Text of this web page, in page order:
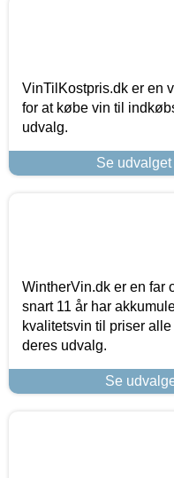
VinTilKostpris.dk er en
for at købe vin til
udvalg.
Se
WintherVin.dk er en far
snart 11 år har
kvalitetsvin til priser
deres udvalg.
Se